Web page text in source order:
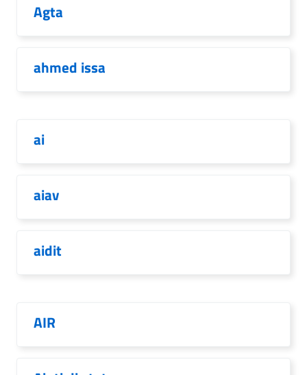
Agta
ahmed issa
ai
aiav
aidit
AIR